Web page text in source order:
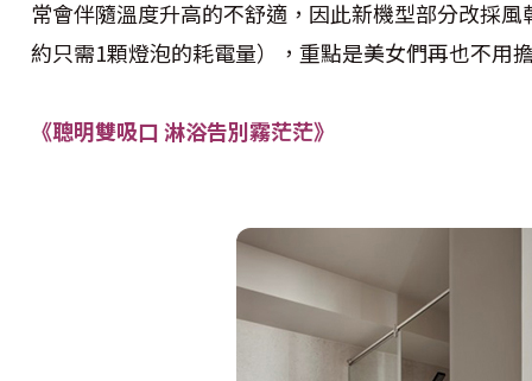
常會伴隨溫度升高的不舒適，因此新機型部分改採
約只需1顆燈泡的耗電量），重點是美女們再也不用
《聰明雙吸口 淋浴告別霧茫茫》